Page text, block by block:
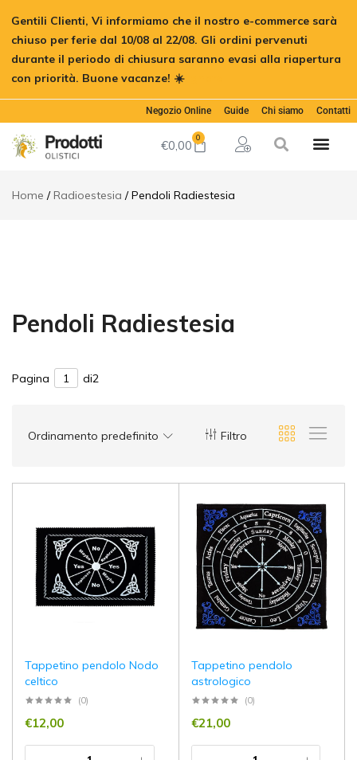
Gentili Clienti, Vi informiamo che il nostro e-commerce sarà
chiuso per ferie dal 10/08 al 22/08. Gli ordini pervenuti
durante il periodo di chiusura saranno evasi alla riapertura
con priorità. Buone vacanze! ☀️
Negozio Online Guide Chi siamo Contatti
€0,00 0
Home Radioestesia Pendoli Radiestesia
Pendoli Radiestesia
Pagina di2
Filtro
Ordinamento predefinito
Tappetino pendolo Nodo
celtico
(0)
€12,00
Tappetino pendolo
astrologico
(0)
€21,00